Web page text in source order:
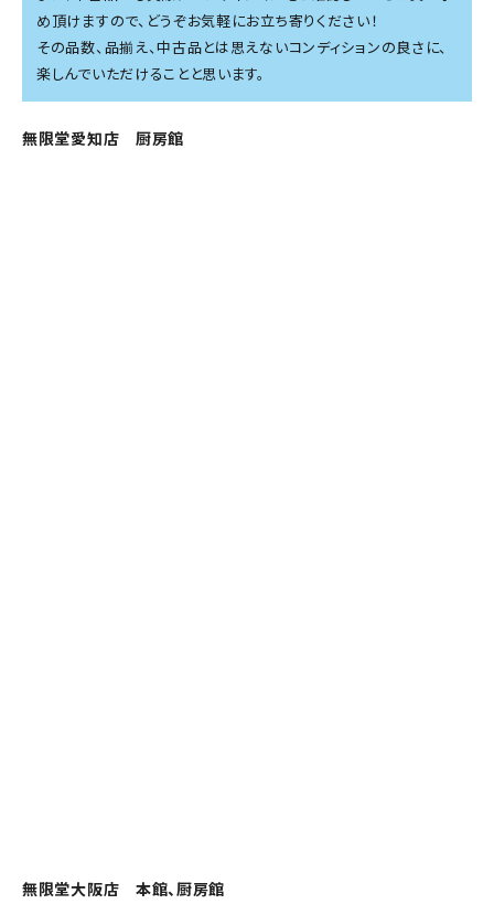
め頂けますので、どうぞお気軽にお立ち寄りください！
その品数、品揃え、中古品とは思えないコンディションの良さに、
楽しんでいただけることと思います。
無限堂愛知店 厨房館
無限堂大阪店 本館、厨房館